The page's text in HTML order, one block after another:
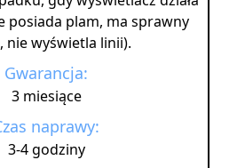
posiada plam, ma sprawny
nie wyświetla linii).
Gwarancja:
3 miesiące
naprawy:
3-4 godziny